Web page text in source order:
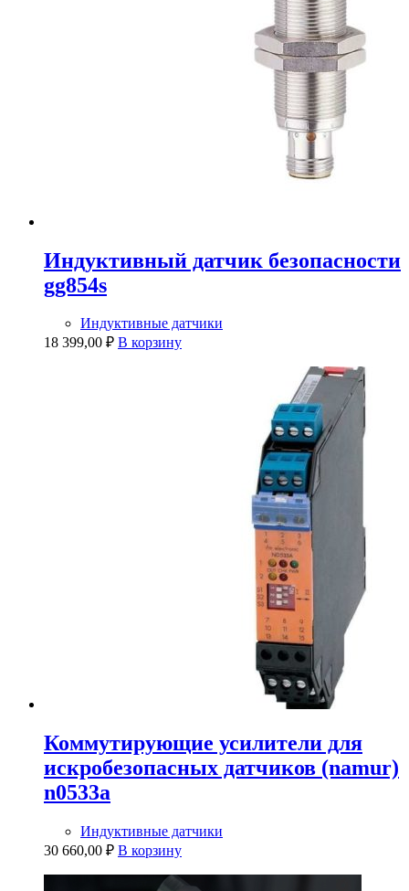
Индуктивный датчик безопасности
gg854s
Индуктивные датчики
18 399,00 ₽ В корзину
Коммутирующие усилители для
искробезопасных датчиков (namur)
n0533a
Индуктивные датчики
30 660,00 ₽ В корзину